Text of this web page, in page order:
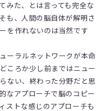
みた、とは言っても完全な
も、人間の脳自体が解明さ
を作れないのは当然です
ーラルネットワークが本命
ころか少し前まではニュー
ない、終わった分野だと思
なアプローチで脳のコピー
ストな感じのアプローチも